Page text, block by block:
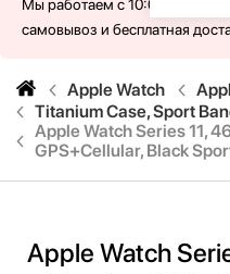
Мы работаем с 10:00 - 21:00
самовывоз и бесплатная
Apple Watch
Titanium Case, Sport
Apple Watch Series 11,
GPS+Cellular, Black
Apple Watch